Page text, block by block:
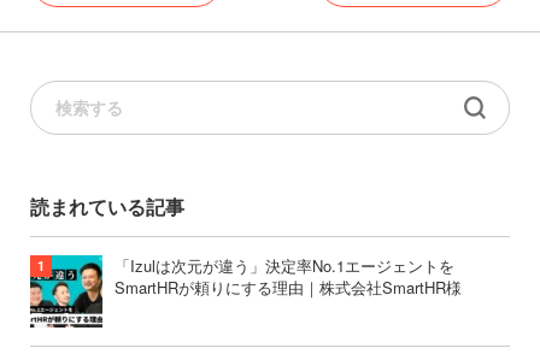
読まれている記事
「Izulは次元が違う」決定率No.1エージェントを
SmartHRが頼りにする理由｜株式会社SmartHR様